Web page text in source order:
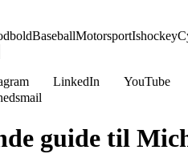
BaseballMotorsportIshockey
LinkedIn YouTube
guide til